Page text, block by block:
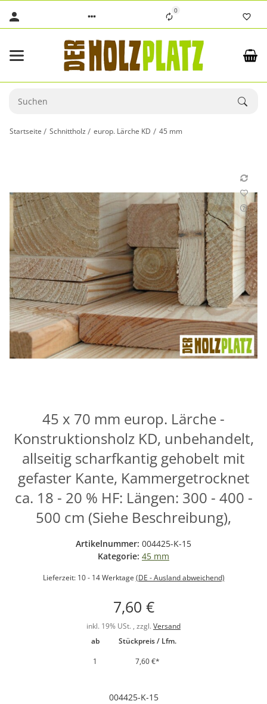
0
Startseite Schnittholz europ. Lärche KD 45 mm
45 x 70 mm europ. Lärche -
Konstruktionsholz KD, unbehandelt,
allseitig scharfkantig gehobelt mit
gefaster Kante, Kammergetrocknet
ca. 18 - 20 % HF: Längen: 300 - 400 -
500 cm (Siehe Beschreibung),
Artikelnummer: 004425-K-15
Kategorie: 45 mm
Lieferzeit: 10 - 14 Werktage (DE - Ausland abweichend)
7,60 €
inkl. 19% USt. , zzgl. Versand
ab
Stückpreis / Lfm.
1
7,60 €*
004425-K-15